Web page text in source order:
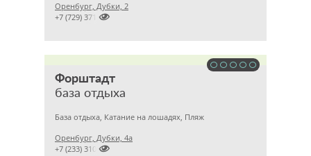
Оренбург, Дубки, 2

+7 (729) 371
Форштадт
база отдыха
База отдыха, Катание на лошадях, Пляж
Оренбург, Дубки, 4а

+7 (233) 310